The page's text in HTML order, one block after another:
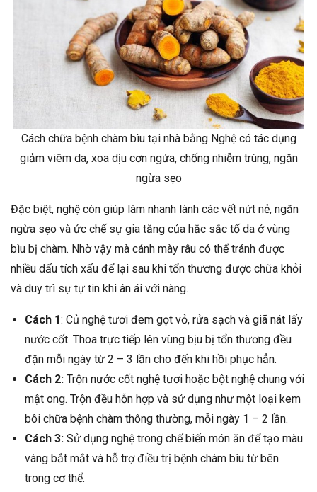
Cách chữa bệnh chàm bìu tại nhà bằng Nghệ có tác dụng
giảm viêm da, xoa dịu cơn ngứa, chống nhiễm trùng, ngăn
ngừa sẹo
Đặc biệt, nghệ còn giúp làm nhanh lành các vết nứt nẻ, ngăn
ngừa sẹo và ức chế sự gia tăng của hắc sắc tố da ở vùng
bìu bị chàm. Nhờ vậy mà cánh mày râu có thể tránh được
nhiều dấu tích xấu để lại sau khi tổn thương được chữa khỏi
và duy trì sự tự tin khi ân ái với nàng.
Cách 1: Củ nghệ tươi đem gọt vỏ, rửa sạch và giã nát lấy
nước cốt. Thoa trực tiếp lên vùng bịu bị tổn thương đều
đặn mỗi ngày từ 2 – 3 lần cho đến khi hồi phục hẳn.
Cách 2: Trộn nước cốt nghệ tươi hoặc bột nghệ chung với
mật ong. Trộn đều hỗn hợp và sử dụng như một loại kem
bôi chữa bệnh chàm thông thường, mỗi ngày 1 – 2 lần.
Cách 3: Sử dụng nghệ trong chế biến món ăn để tạo màu
vàng bắt mắt và hỗ trợ điều trị bệnh chàm bìu từ bên
trong cơ thể.